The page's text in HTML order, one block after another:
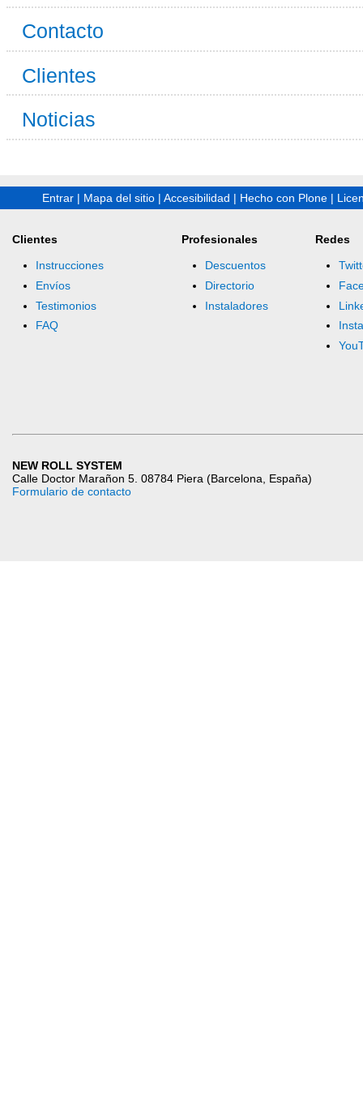
Contacto
Clientes
Noticias
Entrar | Mapa del sitio | Accesibilidad | Hecho con Plone |
Clientes
Instrucciones
Envíos
Testimonios
FAQ
Profesionales
Descuentos
Directorio
Instaladores
Redes
NEW ROLL SYSTEM
Calle Doctor Marañon 5. 08784 Piera (Barcelona, España)
Formulario de contacto